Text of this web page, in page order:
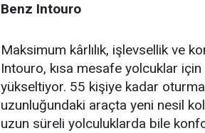
Benz Intouro
Maksimum kârlılık, işlevsellik ve
Intouro, kısa mesafe yolcuklar için
yükseltiyor. 55 kişiye kadar
uzunluğundaki araçta yeni nesil
uzun süreli yolculuklarda bile